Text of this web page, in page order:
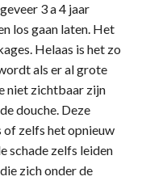
3 a 4 jaar
los gaan laten. Het
Helaas is het zo
als er al grote
niet zichtbaar zijn
douche. Deze
zelfs het opnieuw
schade zelfs leiden
zich onder de